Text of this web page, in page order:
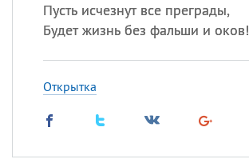
Пусть исчезнут все преграды,
Будет жизнь без фальши и оков!
Открытка